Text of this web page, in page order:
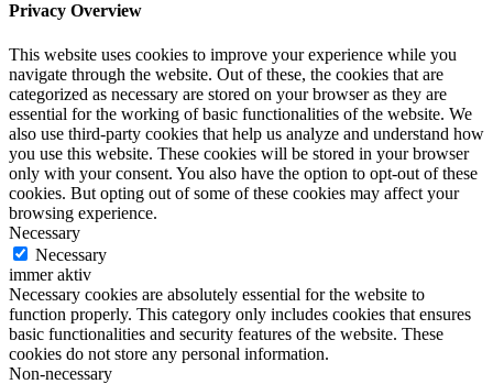
Privacy Overview
This website uses cookies to improve your experience while you
navigate through the website. Out of these, the cookies that are
categorized as necessary are stored on your browser as they are
essential for the working of basic functionalities of the website. We
also use third-party cookies that help us analyze and understand how
you use this website. These cookies will be stored in your browser
only with your consent. You also have the option to opt-out of these
cookies. But opting out of some of these cookies may affect your
browsing experience.
Necessary
Necessary
immer aktiv
Necessary cookies are absolutely essential for the website to
function properly. This category only includes cookies that ensures
basic functionalities and security features of the website. These
cookies do not store any personal information.
Non-necessary